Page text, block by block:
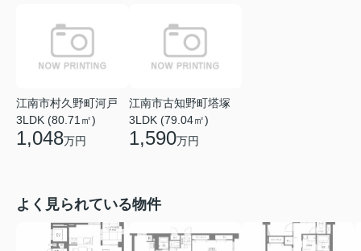
江南市村久野町河戸
3LDK (80.71㎡)
1,048万円
江南市古知野町塔塚
3LDK (79.04㎡)
1,590万円
よく見られている物件